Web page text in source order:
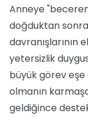
Anneye
doğduktan
davranışlarının
yetersizlik
büyük görev
olmanın
geldiğince